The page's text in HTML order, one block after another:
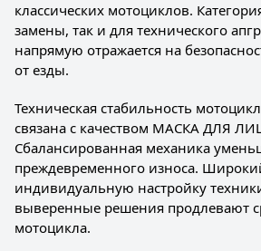
классических мотоциклов.
замены, так и для технического
напрямую отражается на
от езды.
Техническая стабильность
связана с качеством МАСКА ДЛЯ
Сбалансированная механика
преждевременного износа.
индивидуальную настройку
выверенные решения продлевают
мотоцикла.